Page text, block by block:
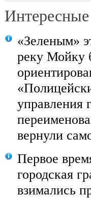
«Зеленым»
реку Мойку
управления
вернули
Первое
городская
взимались